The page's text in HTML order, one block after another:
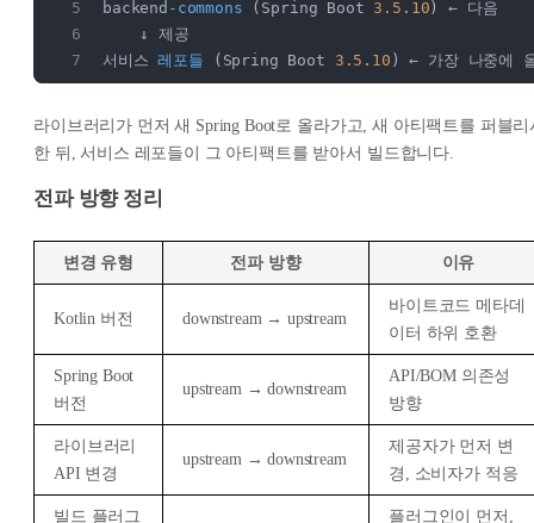
backend - commons (Spring Boot 3.5 . 10 ) ← 다음
    ↓ 제공
서비스 레포들 (Spring Boot 3.5 . 10 ) ← 가장 나중에
라이브러리가 먼저 새 Spring Boot로 올라가고, 새 아티팩트를 퍼블리
한 뒤, 서비스 레포들이 그 아티팩트를 받아서 빌드합니다.
전파 방향 정리
변경 유형 전파 방향 이유
Kotlin 버전 downstream → upstream
바이트코드 메타데
이터 하위 호환
Spring Boot
버전
upstream → downstream
API/BOM 의존성
방향
라이브러리
API 변경
upstream → downstream
제공자가 먼저 변
경, 소비자가 적응
빌드 플러그
플러그인이 먼저,